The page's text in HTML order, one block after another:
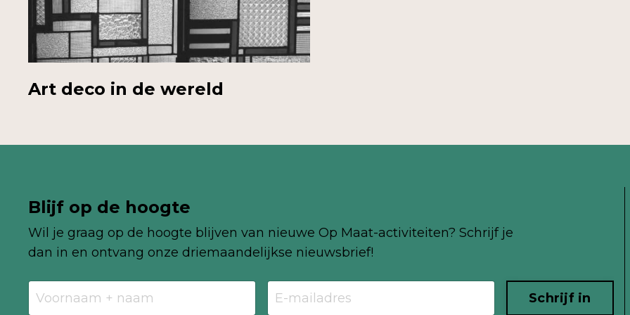
Art deco in de wereld
Blijf op de hoogte
Wil je graag op de hoogte blijven van nieuwe Op Maat-activiteiten? Schrijf je
dan in en ontvang onze driemaandelijkse nieuwsbrief!
Schrijf in